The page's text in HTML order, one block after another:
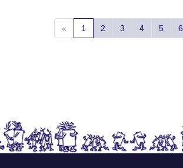
« 1 2 3 4 5 6